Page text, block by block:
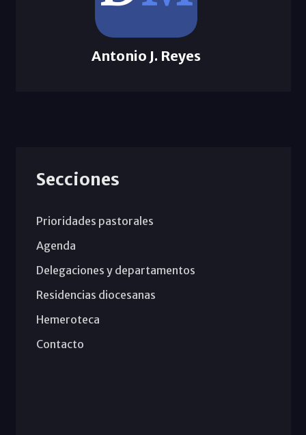
Antonio J. Reyes
Secciones
Prioridades pastorales
Agenda
Delegaciones y departamentos
Residencias diocesanas
Hemeroteca
Contacto